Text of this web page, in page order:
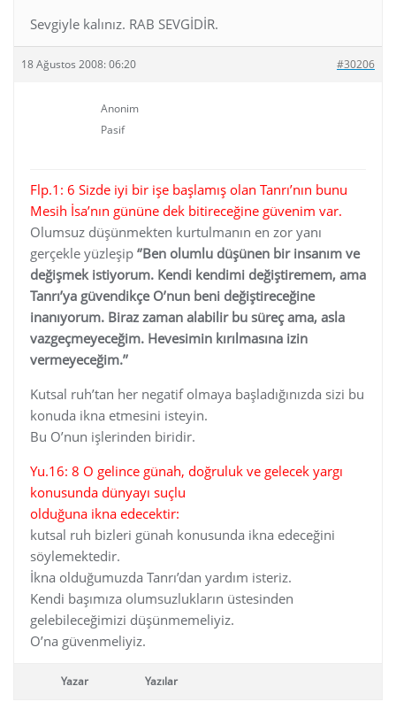
Sevgiyle kalınız. RAB SEVGİDİR.
18 Ağustos 2008: 06:20 #30206
Anonim
Pasif
Flp.1: 6 Sizde iyi bir işe başlamış olan Tanrı’nın bunu
Mesih İsa’nın gününe dek bitireceğine güvenim var.
Olumsuz düşünmekten kurtulmanın en zor yanı
gerçekle yüzleşip ‘’Ben olumlu düşünen bir insanım ve
değişmek istiyorum. Kendi kendimi değiştiremem, ama
Tanrı’ya güvendikçe O’nun beni değiştireceğine
inanıyorum. Biraz zaman alabilir bu süreç ama, asla
vazgeçmeyeceğim. Hevesimin kırılmasına izin
vermeyeceğim.’’
Kutsal ruh’tan her negatif olmaya başladığınızda sizi bu
konuda ikna etmesini isteyin.
Bu O’nun işlerinden biridir.
Yu.16: 8 O gelince günah, doğruluk ve gelecek yargı
konusunda dünyayı suçlu
olduğuna ikna edecektir:
kutsal ruh bizleri günah konusunda ikna edeceğini
söylemektedir.
İkna olduğumuzda Tanrı’dan yardım isteriz.
Kendi başımıza olumsuzlukların üstesinden
gelebileceğimizi düşünmemeliyiz.
O’na güvenmeliyiz.
Yazar Yazılar